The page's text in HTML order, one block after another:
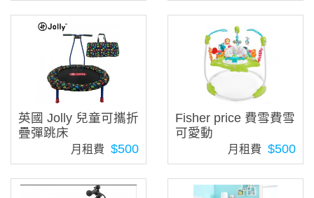
英國 Jolly 兒童可攜折
疊彈跳床
月租費 $500
Fisher price 費雪費雪
可愛動
月租費 $500